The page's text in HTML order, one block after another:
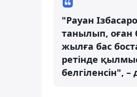
"Рауан
танылып, оған
жылға бас
ретінде
белгіленсін",